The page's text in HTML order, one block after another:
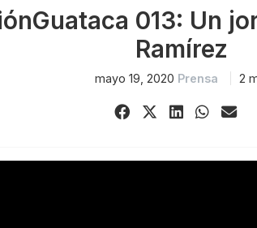
013: Un
Ramírez
mayo 19, 2020 Prensa 2
Share Share ShareShare